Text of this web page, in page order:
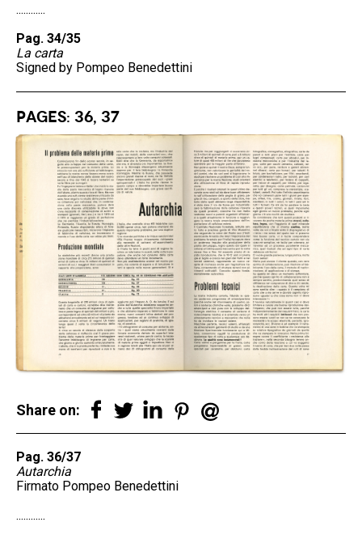
............
Pag. 34/35
La carta
Signed by Pompeo Benedettini
Pages: 36, 37
Share on:
Pag. 36/37
Autarchia
Firmato Pompeo Benedettini
............